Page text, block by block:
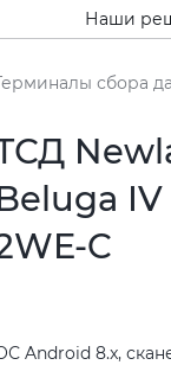
Наши
сбора
IV
C
Android 8.x,